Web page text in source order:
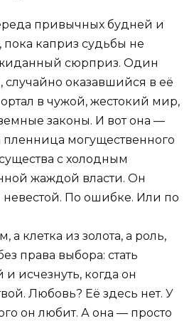
привычных будней и
пока каприз судьбы не
сюрприз. Один
случайно оказавшийся в её
в чужой, жестокий мир,
законы. И вот она —
пленница могущественного
с холодным
жаждой власти. Он
невестой. По ошибке. Или по
а клетка из золота, а роль,
права выбора: стать
исчезнуть, когда он
Любовь? Её здесь нет. У
он любит. А она — просто